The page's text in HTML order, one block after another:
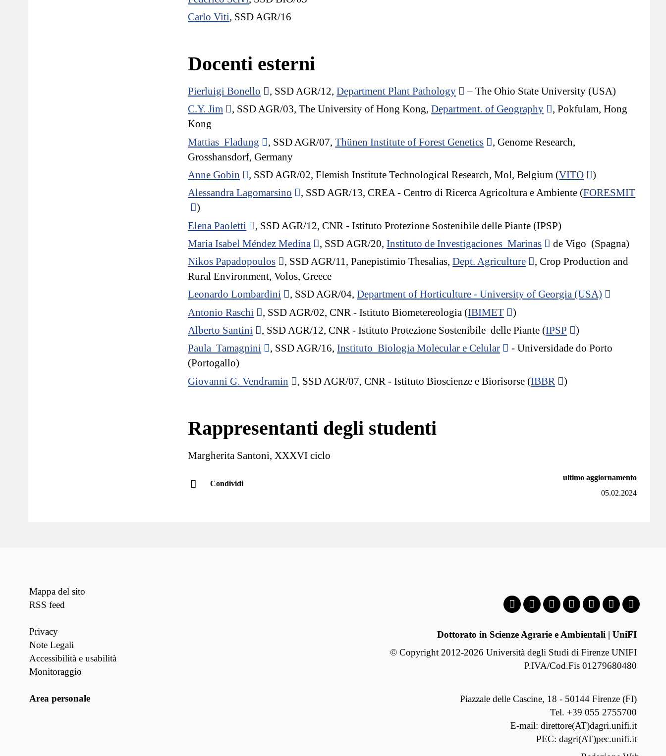
Carlo Viti, SSD AGR/16
Docenti esterni
Pierluigi Bonello , SSD AGR/12,Department Plant Pathology
– The Ohio State University (USA)
C.Y. Jim
, SSD AGR/03, The University of Hong Kong,Department. of Geography
, Pokfulam, Hong
Kong
Mattias Fladung
, SSD AGR/07,Thünen Institute of Forest Genetics
, Genome Research,
Grosshansdorf, Germany
Anne Gobin
, SSD AGR/02, Flemish Institute Technological Research, Mol, Belgium (VITO
)
Alessandra Lagomarsino
, SSD AGR/13, CREA - Centro di Ricerca Agricoltura e Ambiente (FORESMIT
)
Elena Paoletti
, SSD AGR/12, CNR - Istituto Protezione Sostenibile delle Piante (IPSP)
Maria Isabel Méndez Medina
, SSD AGR/20,Instituto de Investigaciones Marinas
de Vigo (Spagna)
Nikos Papadopoulos
, SSD AGR/11, Panepistimio Thesalias,Dept. Agriculture
, Crop Production and
Rural Environment, Volos, Greece
Leonardo Lombardini
, SSD AGR/04,Department of Horticulture - University of Georgia (USA)
Antonio Raschi
, SSD AGR/02, CNR - Istituto Biometereologia (IBIMET
)
Alberto Santini
, SSD AGR/12, CNR - Istituto Protezione Sostenibile delle Piante (IPSP
)
Paula Tamagnini
, SSD AGR/16,Instituto Biologia Molecular e Celular
- Universidade do Porto
(Portogallo)
Giovanni G. Vendramin
, SSD AGR/07, CNR - Istituto Bioscienze e Biorisorse (IBBR )
Rappresentanti degli studenti
Margherita Santoni, XXXVI ciclo
Condividi
ultimo aggiornamento
05.02.2024
Mappa del sito
RSS feed
Privacy
Note Legali
Accessibilità e usabilità
Monitoraggio
Area personale
Dottorato in Scienze Agrarie e Ambientali | UniFI
© Copyright 2012-2026 Università degli Studi di Firenze UNIFI
P.IVA/Cod.Fis 01279680480
Piazzale delle Cascine, 18 - 50144 Firenze (FI)
Tel. +39 055 2755700
E-mail: direttore(AT)dagri.unifi.it
PEC: dagri(AT)pec.unifi.it